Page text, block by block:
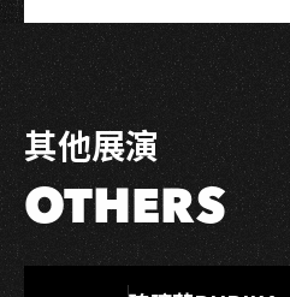
其他展演
OTHERS
LIVE WAREHOUSE 小庫